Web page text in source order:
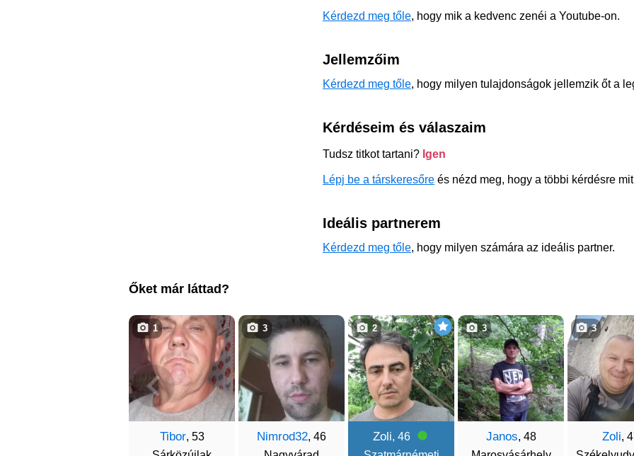
Kérdezd meg tőle, hogy mik a kedvenc zenéi a Youtube-on.
Jellemzőim
Kérdezd meg tőle, hogy milyen tulajdonságok jellemzik őt a
Kérdéseim és válaszaim
Tudsz titkot tartani? Igen
Lépj be a társkeresőre és nézd meg, hogy a többi kérdésre
Ideális partnerem
Kérdezd meg tőle, hogy milyen számára az ideális partner.
Őket már láttad?
Tibor, 53
1
Nimrod32, 46
3
Zoli, 46
2
Janos, 48
3
Zoli,
3